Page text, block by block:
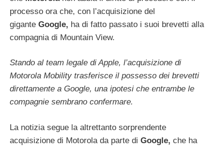
processo ora che, con l’acquisizione del
gigante Google, ha di fatto passato i suoi brevetti alla
compagnia di Mountain View.
Stando al team legale di Apple, l’acquisizione di
Motorola Mobility trasferisce il possesso dei brevetti
direttamente a Google, una ipotesi che entrambe le
compagnie sembrano confermare.
La notizia segue la altrettanto sorprendente
acquisizione di Motorola da parte di Google, che ha